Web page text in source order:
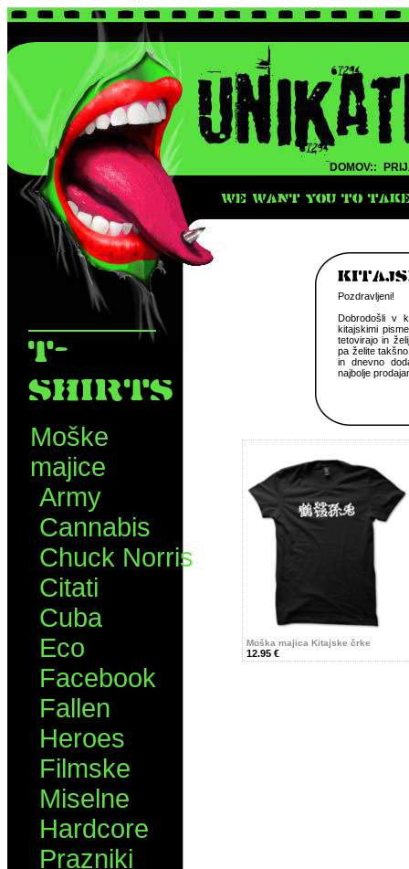
DOMOV::
WE WANT YOU TO
T-
SHIRTS
Moške
majice
Army
Cannabis
Chuck Norris
Citati
Cuba
Eco
Facebook
Fallen
Heroes
Filmske
Miselne
Hardcore
Prazniki
Pozdravljeni!
Dobrodošli v
kitajskimi
tetovirajo in
pa želite
in dnevno
najbolje
Moška majica Kitajske črke
12.95 €